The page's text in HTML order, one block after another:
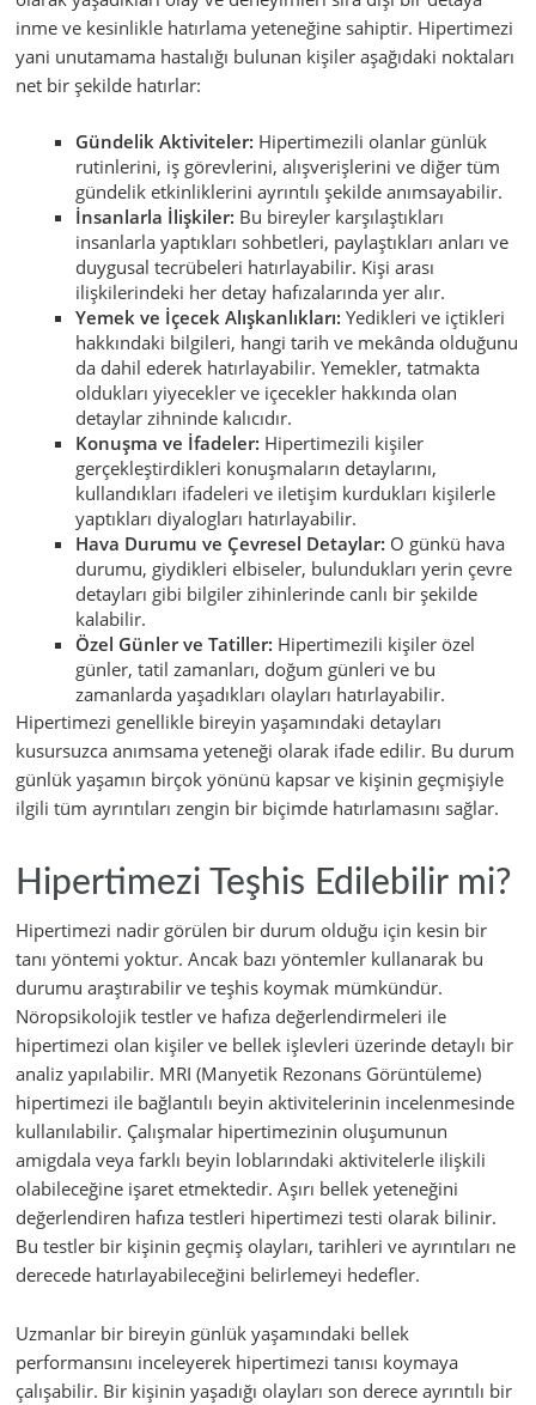
inme ve kesinlikle hatırlama yeteneğine sahiptir. Hipertimezi
yani unutamama hastalığı bulunan kişiler aşağıdaki noktaları
net bir şekilde hatırlar:
Gündelik Aktiviteler: Hipertimezili olanlar günlük
rutinlerini, iş görevlerini, alışverişlerini ve diğer tüm
gündelik etkinliklerini ayrıntılı şekilde anımsayabilir.
İnsanlarla İlişkiler: Bu bireyler karşılaştıkları
insanlarla yaptıkları sohbetleri, paylaştıkları anları ve
duygusal tecrübeleri hatırlayabilir. Kişi arası
ilişkilerindeki her detay hafızalarında yer alır.
Yemek ve İçecek Alışkanlıkları: Yedikleri ve içtikleri
hakkındaki bilgileri, hangi tarih ve mekânda olduğunu
da dahil ederek hatırlayabilir. Yemekler, tatmakta
oldukları yiyecekler ve içecekler hakkında olan
detaylar zihninde kalıcıdır.
Konuşma ve İfadeler: Hipertimezili kişiler
gerçekleştirdikleri konuşmaların detaylarını,
kullandıkları ifadeleri ve iletişim kurdukları kişilerle
yaptıkları diyalogları hatırlayabilir.
Hava Durumu ve Çevresel Detaylar: O günkü hava
durumu, giydikleri elbiseler, bulundukları yerin çevre
detayları gibi bilgiler zihinlerinde canlı bir şekilde
kalabilir.
Özel Günler ve Tatiller: Hipertimezili kişiler özel
günler, tatil zamanları, doğum günleri ve bu
zamanlarda yaşadıkları olayları hatırlayabilir.
Hipertimezi genellikle bireyin yaşamındaki detayları
kusursuzca anımsama yeteneği olarak ifade edilir. Bu durum
günlük yaşamın birçok yönünü kapsar ve kişinin geçmişiyle
ilgili tüm ayrıntıları zengin bir biçimde hatırlamasını sağlar.
Hipertimezi Teşhis Edilebilir mi?
Hipertimezi nadir görülen bir durum olduğu için kesin bir
tanı yöntemi yoktur. Ancak bazı yöntemler kullanarak bu
durumu araştırabilir ve teşhis koymak mümkündür.
Nöropsikolojik testler ve hafıza değerlendirmeleri ile
hipertimezi olan kişiler ve bellek işlevleri üzerinde detaylı bir
analiz yapılabilir. MRI (Manyetik Rezonans Görüntüleme)
hipertimezi ile bağlantılı beyin aktivitelerinin incelenmesinde
kullanılabilir. Çalışmalar hipertimezinin oluşumunun
amigdala veya farklı beyin loblarındaki aktivitelerle ilişkili
olabileceğine işaret etmektedir. Aşırı bellek yeteneğini
değerlendiren hafıza testleri hipertimezi testi olarak bilinir.
Bu testler bir kişinin geçmiş olayları, tarihleri ve ayrıntıları ne
derecede hatırlayabileceğini belirlemeyi hedefler.
Uzmanlar bir bireyin günlük yaşamındaki bellek
performansını inceleyerek hipertimezi tanısı koymaya
çalışabilir. Bir kişinin yaşadığı olayları son derece ayrıntılı bir